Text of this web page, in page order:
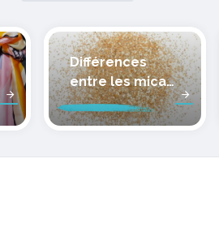
Différences
entre les micas
des pâtes
polymères